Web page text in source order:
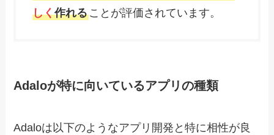
しく作れることが評価されています。
Adaloが特に向いているアプリの種類
Adaloは以下のようなアプリ開発と特に相性が良